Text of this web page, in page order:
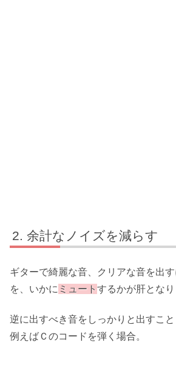
余計なノイズを減らす
ギターで綺麗な音、クリアな音を出
を、いかに ミュート するかが肝となり
逆に出すべき音をしっかりと出すこと
例えばＣのコードを弾く場合。